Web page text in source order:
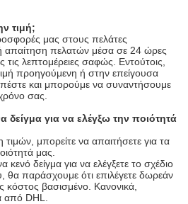
τιμή;
μας στους πελάτες
απαίτηση πελατών μέσα σε 24 ώρες
λεπτομέρειες σαφώς. Εντούτοις,
προηγούμενη ή στην επείγουσα
και μπορούμε να συναντήσουμε
σας.
για να ελέγξω την ποιότητά
μπορείτε να απαιτήσετε για τα
μας.
κενό δείγμα για να ελέγξετε το σχέδιο
θα παράσχουμε ότι επιλέγετε δωρεάν
κόστος βασισμένο. Κανονικά,
από DHL.